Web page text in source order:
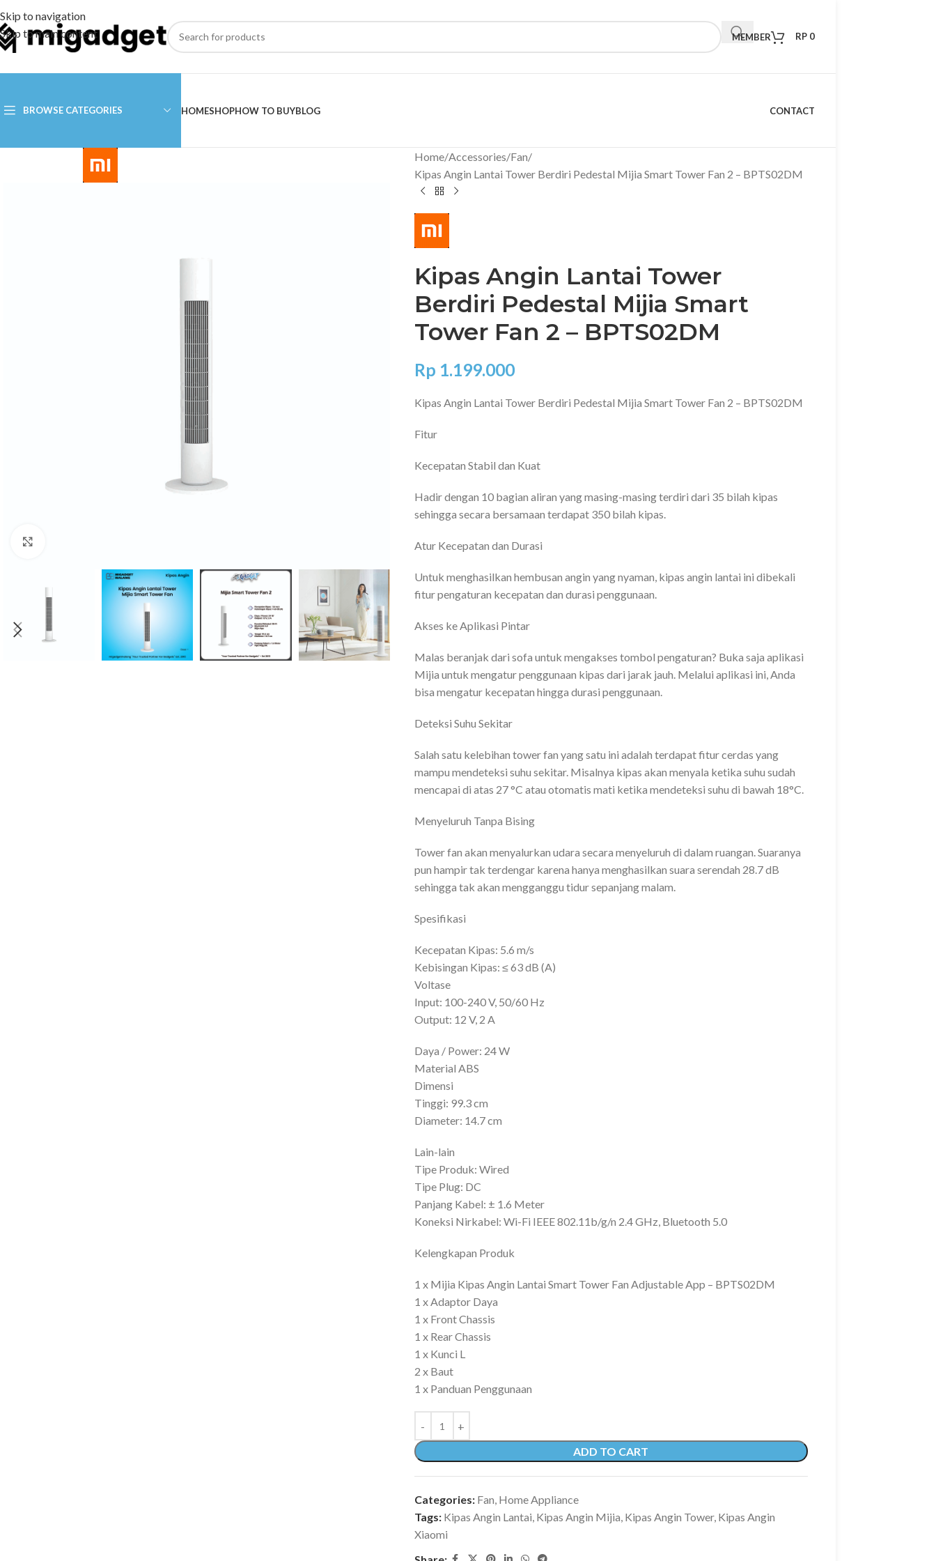
Skip to navigation
Skip to main content
MEMBER RP 0
BROWSE CATEGORIES HOMESHOPHOW TO BUYBLOG CONTACT
Home Accessories Fan
Kipas Angin Lantai Tower Berdiri Pedestal Mijia Smart Tower Fan 2 – BPTS02DM
Kipas Angin Lantai Tower
Berdiri Pedestal Mijia Smart
Tower Fan 2 – BPTS02DM
Rp 1.199.000
Kipas Angin Lantai Tower Berdiri Pedestal Mijia Smart Tower Fan 2 – BPTS02DM
Fitur
Kecepatan Stabil dan Kuat
Hadir dengan 10 bagian aliran yang masing-masing terdiri dari 35 bilah kipas
sehingga secara bersamaan terdapat 350 bilah kipas.
Atur Kecepatan dan Durasi
Untuk menghasilkan hembusan angin yang nyaman, kipas angin lantai ini dibekali
fitur pengaturan kecepatan dan durasi penggunaan.
Akses ke Aplikasi Pintar
Malas beranjak dari sofa untuk mengakses tombol pengaturan? Buka saja aplikasi
Mijia untuk mengatur penggunaan kipas dari jarak jauh. Melalui aplikasi ini, Anda
bisa mengatur kecepatan hingga durasi penggunaan.
Deteksi Suhu Sekitar
Salah satu kelebihan tower fan yang satu ini adalah terdapat fitur cerdas yang
mampu mendeteksi suhu sekitar. Misalnya kipas akan menyala ketika suhu sudah
mencapai di atas 27 °C atau otomatis mati ketika mendeteksi suhu di bawah 18°C.
Menyeluruh Tanpa Bising
Tower fan akan menyalurkan udara secara menyeluruh di dalam ruangan. Suaranya
pun hampir tak terdengar karena hanya menghasilkan suara serendah 28.7 dB
sehingga tak akan mengganggu tidur sepanjang malam.
Spesifikasi
Kecepatan Kipas: 5.6 m/s
Kebisingan Kipas: ≤ 63 dB (A)
Voltase
Input: 100-240 V, 50/60 Hz
Output: 12 V, 2 A
Daya / Power: 24 W
Material ABS
Dimensi
Tinggi: 99.3 cm
Diameter: 14.7 cm
Lain-lain
Tipe Produk: Wired
Tipe Plug: DC
Panjang Kabel: ± 1.6 Meter
Koneksi Nirkabel: Wi-Fi IEEE 802.11b/g/n 2.4 GHz, Bluetooth 5.0
Kelengkapan Produk
1 x Mijia Kipas Angin Lantai Smart Tower Fan Adjustable App – BPTS02DM
1 x Adaptor Daya
1 x Front Chassis
1 x Rear Chassis
1 x Kunci L
2 x Baut
1 x Panduan Penggunaan
ADD TO CART
Categories: Fan, Home Appliance
Tags: Kipas Angin Lantai, Kipas Angin Mijia, Kipas Angin Tower, Kipas Angin
Xiaomi